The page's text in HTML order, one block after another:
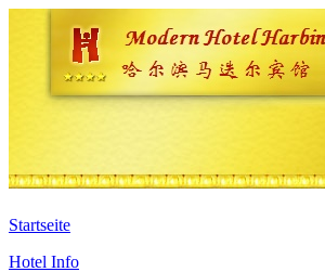
Startseite
Hotel Info